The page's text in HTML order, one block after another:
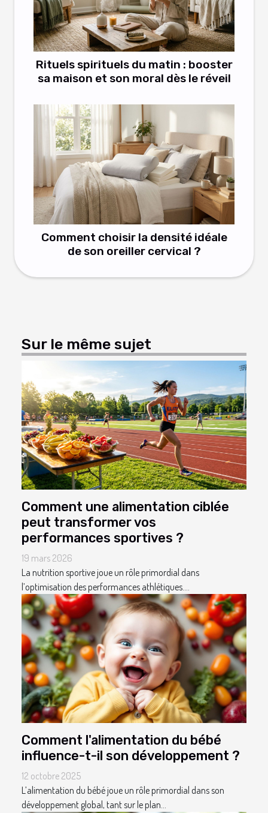
Rituels spirituels du matin : booster
sa maison et son moral dès le réveil
Comment choisir la densité idéale
de son oreiller cervical ?
Sur le même sujet
Comment une alimentation ciblée
peut transformer vos
performances sportives ?
19 mars 2026
La nutrition sportive joue un rôle primordial dans
l’optimisation des performances athlétiques....
Comment l'alimentation du bébé
influence-t-il son développement ?
12 octobre 2025
L’alimentation du bébé joue un rôle primordial dans son
développement global, tant sur le plan...